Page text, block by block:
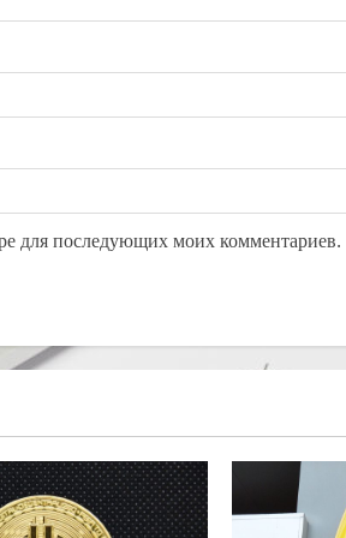
для последующих моих комментариев.